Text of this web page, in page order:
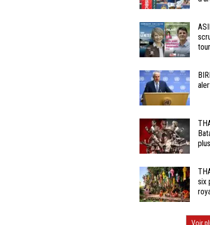
six
Voir